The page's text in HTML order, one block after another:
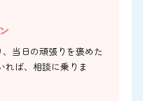
当日の頑張りを褒めた
れば、相談に乗りま